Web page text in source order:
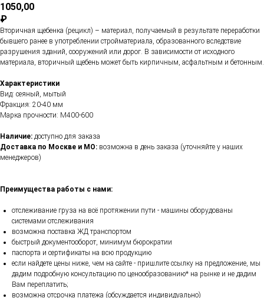
1050,00
₽
Вторичная щебенка (рецикл) – материал, получаемый в результате переработки
бывшего ранее в употреблении стройматериала, образованного вследствие
разрушения зданий, сооружений или дорог. В зависимости от исходного
материала, вторичный щебень может быть кирпичным, асфальтным и бетонным.
Характеристики
Вид: сеяный, мытый
Фракция: 20-40 мм
Марка прочности: М400-600
Наличие: доступно для заказа
Доставка по Москве и МО: возможна в день заказа (уточняйте у наших
менеджеров)
Преимущества работы с нами:
отслеживание груза на всё протяжении пути - машины оборудованы
системами отслеживания
возможна поставка ЖД транспортом
быстрый документооборот, минимум бюрократии
паспорта и сертификаты на всю продукцию
если найдете цены ниже, чем на сайте - пришлите ссылку на предложение, мы
дадим подробную консультацию по ценообразованию* на рынке и не дадим
Вам переплатить;
возможна отсрочка платежа (обсуждается индивидуально)